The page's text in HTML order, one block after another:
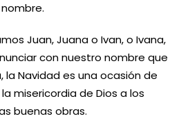
Juan, Juana o Ivan, o Ivana,
con nuestro nombre que
la Navidad es una ocasión de
misericordia de Dios a los
buenas obras.